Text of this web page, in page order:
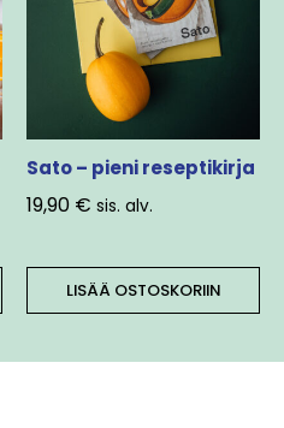
Sato – pieni reseptikirja
19,90 € sis. alv.
LISÄÄ OSTOSKORIIN